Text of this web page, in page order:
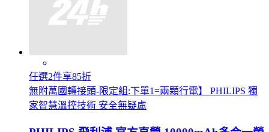
任選2件享85折
無附萬國轉接頭-限定組:下單1=兩顆行電】 PHILIPS 獨
家智慧溫控技術 安全無疑慮